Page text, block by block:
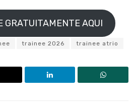
GRATUITAMENTE AQUI
trainee 2026 trainee atrio